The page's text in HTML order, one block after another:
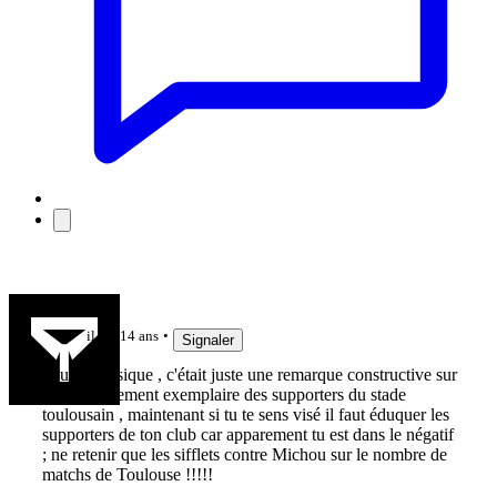
il y a 14 ans Signaler
pour amnésique , c'était juste une remarque constructive sur
le comportement exemplaire des supporters du stade
toulousain , maintenant si tu te sens visé il faut éduquer les
supporters de ton club car apparement tu est dans le négatif
; ne retenir que les sifflets contre Michou sur le nombre de
matchs de Toulouse !!!!!